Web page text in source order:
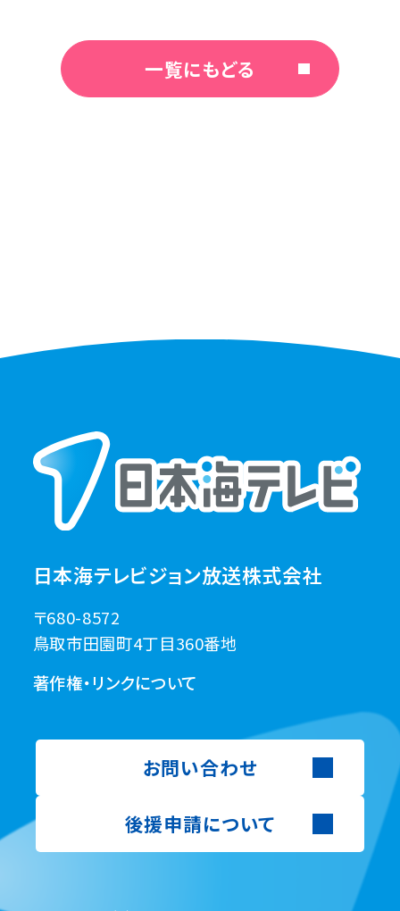
一覧にもどる
日本海テレビジョン放送株式会社
〒680-8572
鳥取市田園町4丁目360番地
著作権・リンクについて
お問い合わせ
後援申請について